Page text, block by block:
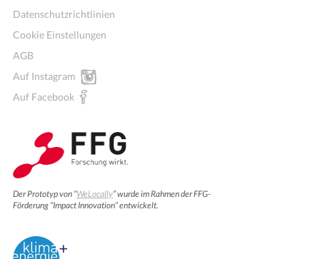
Datenschutzrichtlinien
Cookie Einstellungen
AGB
Auf Instagram
Auf Facebook
Der Prototyp von “WeLocally” wurde im Rahmen der FFG-
Förderung “Impact Innovation” entwickelt.